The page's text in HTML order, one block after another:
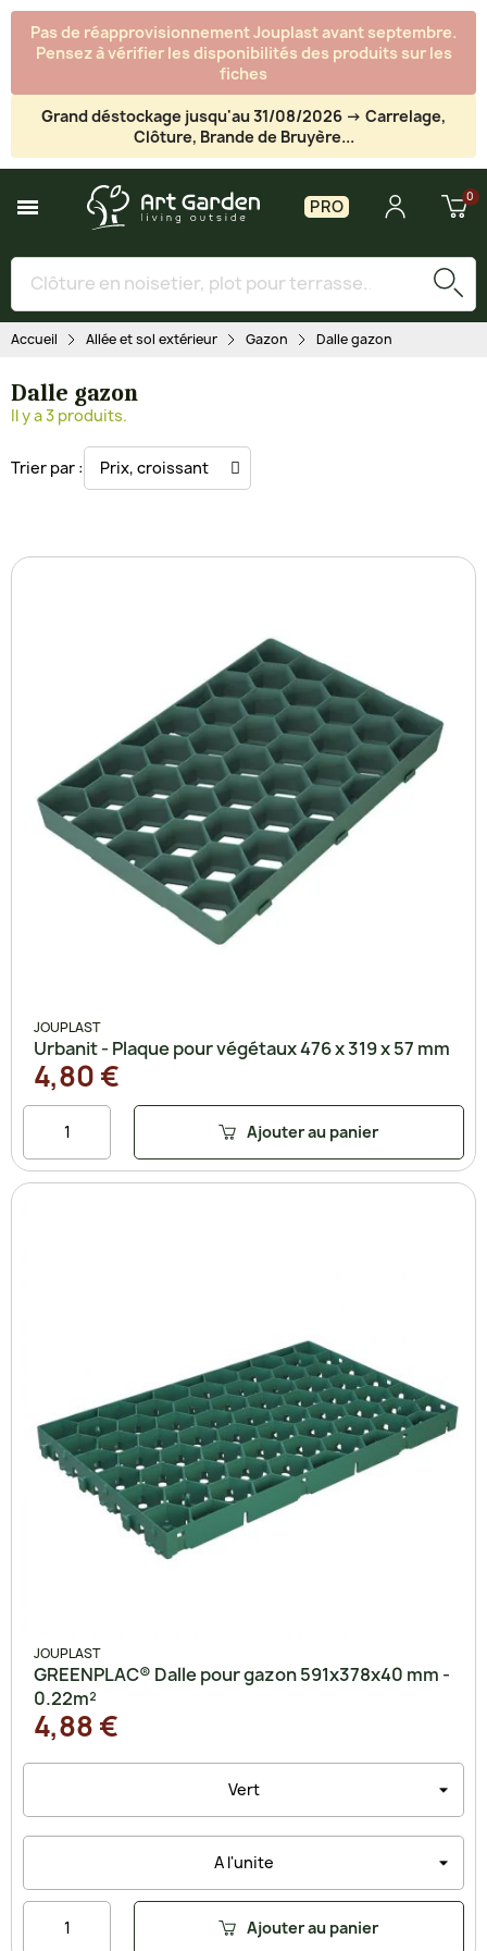
Pas de réapprovisionnement Jouplast avant septembre.
Pensez à vérifier les disponibilités des produits sur les
fiches
Grand déstockage jusqu'au 31/08/2026 -> Carrelage,
Clôture, Brande de Bruyère...
PRO
Accueil Allée et sol extérieur Gazon Dalle gazon
Dalle gazon
Il y a 3 produits.
Trier par :
JOUPLAST
Urbanit - Plaque pour végétaux 476 x 319 x 57 mm
4,80 €
Ajouter au panier
JOUPLAST
GREENPLAC® Dalle pour gazon 591x378x40 mm -
0.22m²
4,88 €
Ajouter au panier